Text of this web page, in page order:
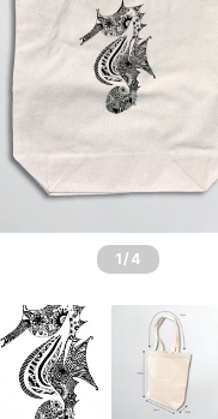
1 /4